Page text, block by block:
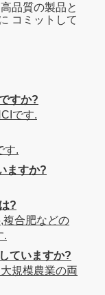
品質の製品と
コミットして
すか?
です.
す.
ますか?
?
複合肥などの
.
ていますか?
規模農業の両